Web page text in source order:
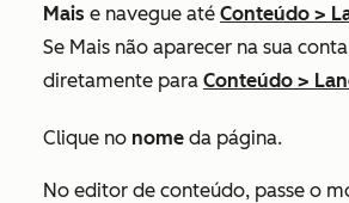
Mais e navegue até Conteúdo >
Se Mais não aparecer na sua
diretamente para Conteúdo >
Clique no nome da página.
No editor de conteúdo, passe o